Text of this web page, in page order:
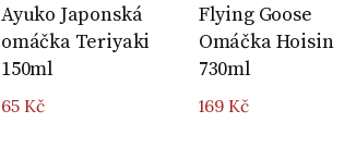
Ayuko Japonská
omáčka Teriyaki
150ml
65 Kč
Flying Goose
Omáčka Hoisin
730ml
169 Kč